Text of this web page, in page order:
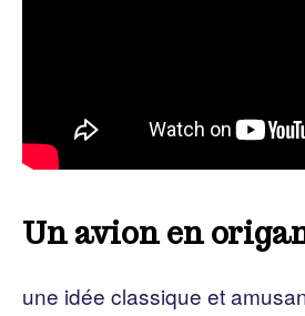
Un avion en
une idée classique et